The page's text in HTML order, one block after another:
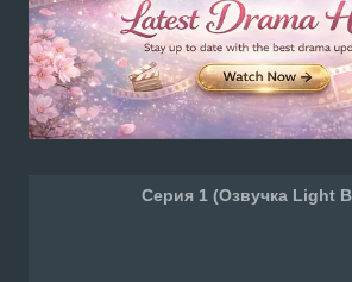
Серия 1 (Озвучка Light